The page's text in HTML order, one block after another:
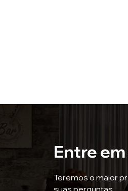
Entre
Teremos o maior
suas perguntas.